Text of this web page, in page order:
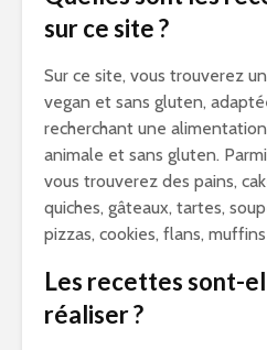
sur ce site ?
Sur ce site, vous trouverez
vegan et sans gluten,
recherchant une
animale et sans gluten.
vous trouverez des pains,
quiches, gâteaux, tartes,
pizzas, cookies, flans,
Les recettes sont-
réaliser ?